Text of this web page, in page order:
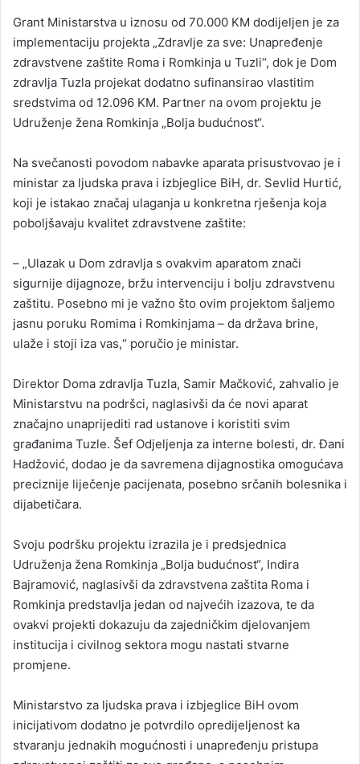
Grant Ministarstva u iznosu od 70.000 KM dodijeljen je za
implementaciju projekta „Zdravlje za sve: Unapređenje
zdravstvene zaštite Roma i Romkinja u Tuzli“, dok je Dom
zdravlja Tuzla projekat dodatno sufinansirao vlastitim
sredstvima od 12.096 KM. Partner na ovom projektu je
Udruženje žena Romkinja „Bolja budućnost“.
Na svečanosti povodom nabavke aparata prisustvovao je i
ministar za ljudska prava i izbjeglice BiH, dr. Sevlid Hurtić,
koji je istakao značaj ulaganja u konkretna rješenja koja
poboljšavaju kvalitet zdravstvene zaštite:
– „Ulazak u Dom zdravlja s ovakvim aparatom znači
sigurnije dijagnoze, bržu intervenciju i bolju zdravstvenu
zaštitu. Posebno mi je važno što ovim projektom šaljemo
jasnu poruku Romima i Romkinjama – da država brine,
ulaže i stoji iza vas,“ poručio je ministar.
Direktor Doma zdravlja Tuzla, Samir Mačković, zahvalio je
Ministarstvu na podršci, naglasivši da će novi aparat
značajno unaprijediti rad ustanove i koristiti svim
građanima Tuzle. Šef Odjeljenja za interne bolesti, dr. Đani
Hadžović, dodao je da savremena dijagnostika omogućava
preciznije liječenje pacijenata, posebno srčanih bolesnika i
dijabetičara.
Svoju podršku projektu izrazila je i predsjednica
Udruženja žena Romkinja „Bolja budućnost“, Indira
Bajramović, naglasivši da zdravstvena zaštita Roma i
Romkinja predstavlja jedan od najvećih izazova, te da
ovakvi projekti dokazuju da zajedničkim djelovanjem
institucija i civilnog sektora mogu nastati stvarne
promjene.
Ministarstvo za ljudska prava i izbjeglice BiH ovom
inicijativom dodatno je potvrdilo opredijeljenost ka
stvaranju jednakih mogućnosti i unapređenju pristupa